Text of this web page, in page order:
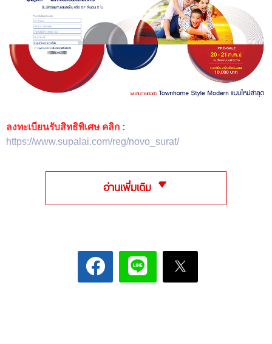
ลงทะเบียนรับสิทธิพิเศษ คลิก :
https://www.supalai.com/reg/novo_surat/
อ่านเพิ่มเติม